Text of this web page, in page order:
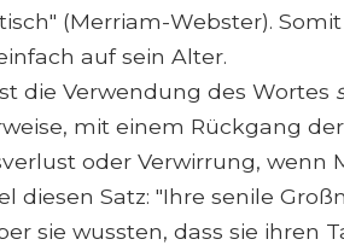
(Merriam-Webster).
auf sein Alter.
die Verwendung des Wortes
mit einem Rückgang
oder Verwirrung, wenn
diesen Satz: "Ihre senile
sie wussten, dass sie ihren